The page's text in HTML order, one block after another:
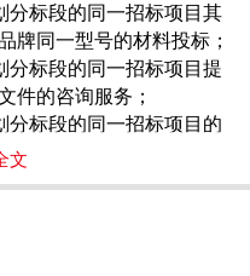
分标段的同一招标项目其
牌同一型号的材料投标；
分标段的同一招标项目提
件的咨询服务；
分标段的同一招标项目的
文